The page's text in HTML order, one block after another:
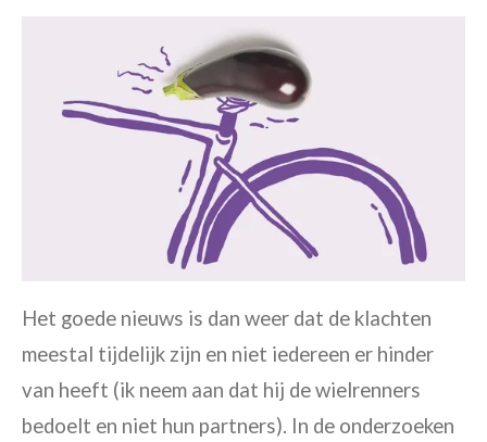
Het goede nieuws is dan weer dat de klachten
meestal tijdelijk zijn en niet iedereen er hinder
van heeft (ik neem aan dat hij de wielrenners
bedoelt en niet hun partners). In de onderzoeken